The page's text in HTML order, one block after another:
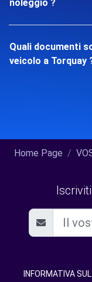
noleggio ?
Quali documenti
veicolo a Torquay
Home Page
INFORMATIVA